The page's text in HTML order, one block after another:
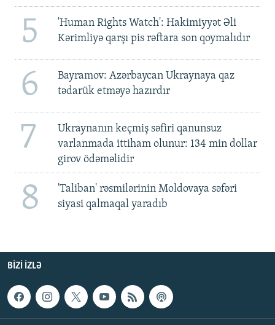
5
'Human Rights Watch': Hakimiyyət Əli
Kərimliyə qarşı pis rəftara son qoymalıdır
6
Bayramov: Azərbaycan Ukraynaya qaz
tədarük etməyə hazırdır
7
Ukraynanın keçmiş səfiri qanunsuz
varlanmada ittiham olunur: 134 min dollar
girov ödəməlidir
8
'Taliban' rəsmilərinin Moldovaya səfəri
siyasi qalmaqal yaradıb
BIZI IZLƏ